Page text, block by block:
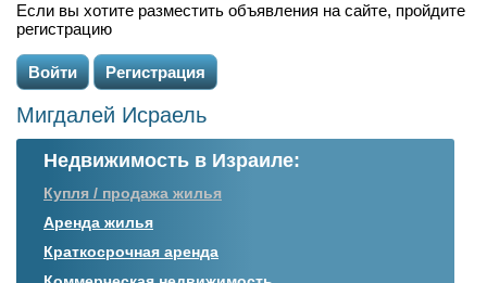
Если вы хотите разместить объявления на сайте, пройдите
регистрацию
Войти Регистрация
Мигдалей Исраель
Недвижимость в Израиле:
Купля / продажа жилья
Аренда жилья
Краткосрочная аренда